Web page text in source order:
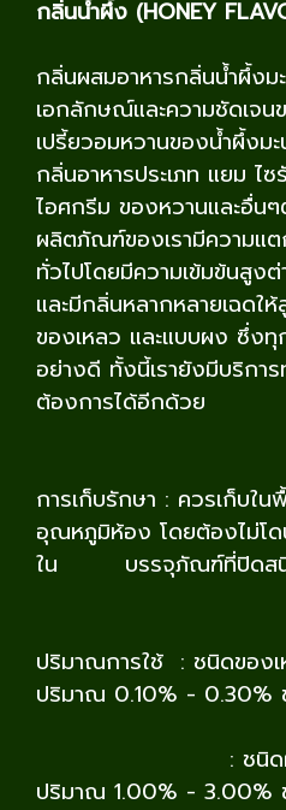
กลิ่นน้ำผึ้ง (HONEY
กลิ่นผสมอาหารกลิ่นน้ำผึ้งม
เอกลักษณ์และความชัดเจ
เปรี้ยวอมหวานของน้ำผึ้งม
กลิ่นอาหารประเภท แยม ไ
ไอศกรีม ของหวานและอื่น
ผลิตภัณฑ์ของเรามีความแ
ทั่วไปโดยมีความเข้มข้นสูง
และมีกลิ่นหลากหลายเฉดใ
ของเหลว และแบบผง ซึ่ง
อย่างดี ทั้งนี้เรายังมีบริกา
ต้องการได้อีกด้วย
การเก็บรักษา : ควรเก็บใ
อุณหภูมิห้อง โดยต้องไม่โ
ใน บรรจุภัณฑ์ที่ปิดส
ปริมาณการใช้ : ชนิดของเ
ปริมาณ 0.10% - 0.30%
: ชนิดผง ใช้ผส
ปริมาณ 1.00% - 3.00%